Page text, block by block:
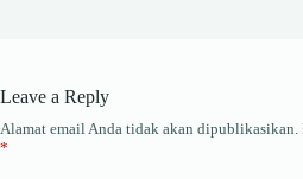
Leave a Reply
Alamat email Anda tidak akan dipublikasikan.
*